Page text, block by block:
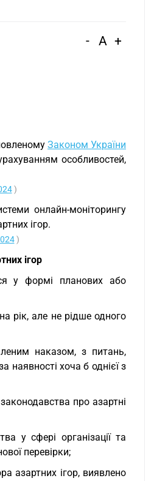
- A +
Законом України
особливостей,
)
онлайн-моніторингу
ігор.
)
ігор
у формі планових або
рік, але не рідше одного
наказом, з питань,
наявності хоча б однієї з
про азартні
у сфері організації та
перевірки;
азартних ігор, виявлено